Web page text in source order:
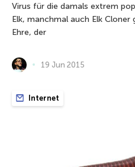
Virus für die damals extrem
Elk, manchmal auch Elk
Ehre, der
19 Jun 2015
Internet